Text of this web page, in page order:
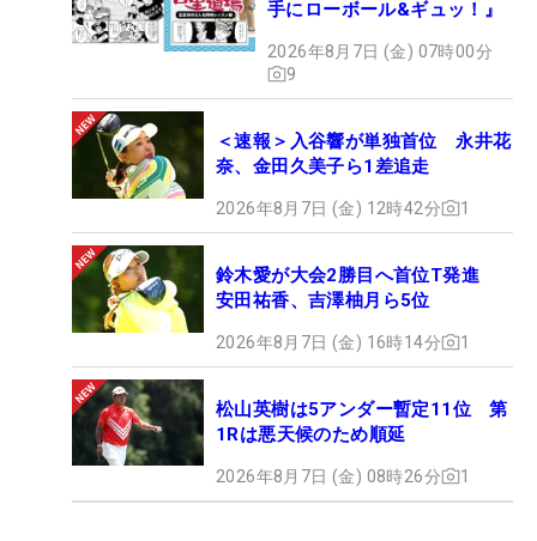
手にローボール&ギュッ！』
2026年8月7日 (金) 07時00分
9
＜速報＞入谷響が単独首位 永井花
奈、金田久美子ら1差追走
2026年8月7日 (金) 12時42分 1
鈴木愛が大会2勝目へ首位T発進
安田祐香、吉澤柚月ら5位
2026年8月7日 (金) 16時14分 1
松山英樹は5アンダー暫定11位 第
1Rは悪天候のため順延
2026年8月7日 (金) 08時26分 1